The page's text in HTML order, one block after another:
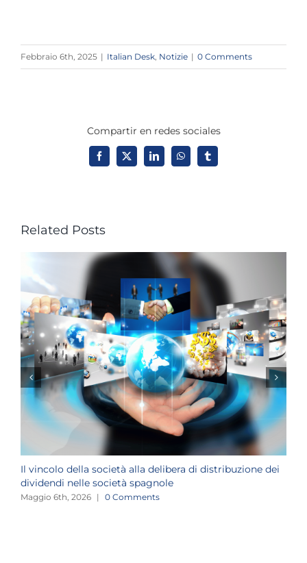
Febbraio 6th, 2025 | Italian Desk, Notizie | 0 Comments
Compartir en redes sociales
Facebook
X LinkedInWhatsAppTumblr
Related Posts
Il vincolo della società alla delibera di distribuzione dei
dividendi nelle società spagnole
Maggio 6th, 2026 | 0 Comments